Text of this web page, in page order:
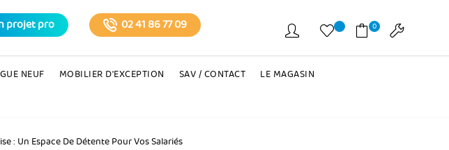
projet pro 02 41 86 77 09 0
NEUF MOBILIER D'EXCEPTION SAV / CONTACT LE MAGASIN
: Un Espace De Détente Pour Vos Salariés